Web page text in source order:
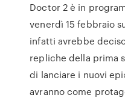
Doctor 2 è in
venerdì 15 febbraio
infatti avrebbe
repliche della prima
di lanciare i nuovi
avranno come